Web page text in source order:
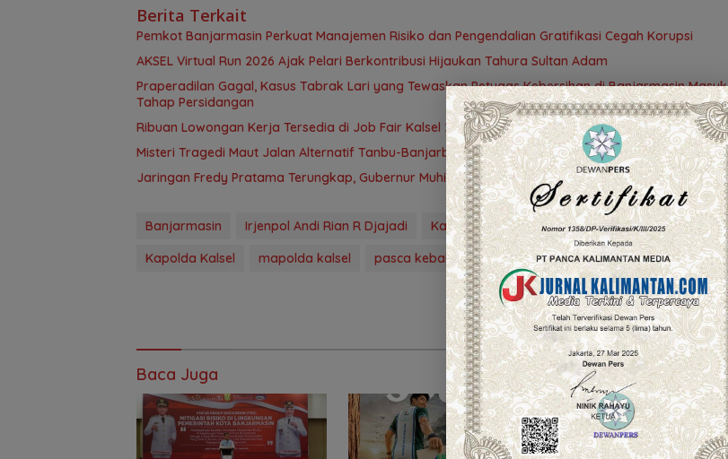
Berita Terkait
Pemkot Banjarmasin Perkuat Manajemen Risiko dan Pengendalian Gratifikasi Cegah Korupsi
AKSEL Virtual Run 2026 Ajak Pelari Berkontribusi Hijaukan Tahura Sultan Adam
Praperadilan Gagal, Kasus Tabrak Lari yang Tewaskan Petugas Kebersihan di Banjarmasin Masuk
Tahap Persidangan
Ribuan Lowongan Kerja Tersedia di Job Fair Kalsel 2026, Kesempatan bagi Pencari Kerja
Misteri Tragedi Maut Jalan Alternatif Tanbu-Banjarbaru Tewaskan Rombongan Mahasiswa KKN
Jaringan Fredy Pratama Terungkap, Gubernur Muhidin Dukung Langkah Tegas Polda Kalsel
Banjarmasin Irjenpol Andi Rian R Djajadi Kalimantan Selatan
kantor polisi
Kapolda Kalsel
mapolda kalsel pasca kebakaran polda kalsel Puslabfor
Baca Juga